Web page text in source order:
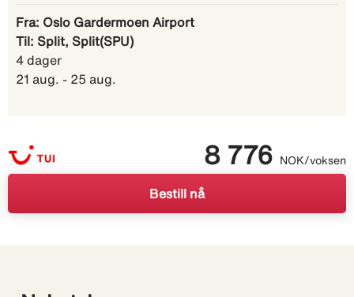
Fra: Oslo Gardermoen Airport
Til: Split, Split(SPU)
4 dager
21 aug. - 25 aug.
8 776 NOK/voksen
Bestill nå